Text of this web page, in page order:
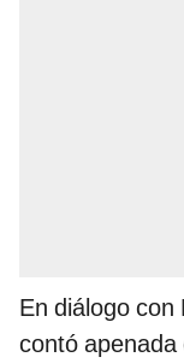
En diálogo
contó apenada